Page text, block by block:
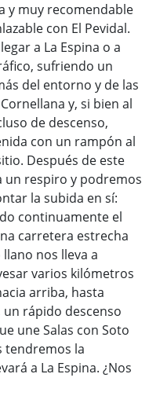
y muy recomendable
con El Pevidal.
a La Espina o a
sufriendo un
del entorno y de las
y, si bien al
de descenso,
con un rampón al
Después de este
un respiro y podremos
la subida en sí:
continuamente el
carretera estrecha
nos lleva a
varios kilómetros
arriba, hasta
rápido descenso
une Salas con Soto
tendremos la
a La Espina. ¿Nos